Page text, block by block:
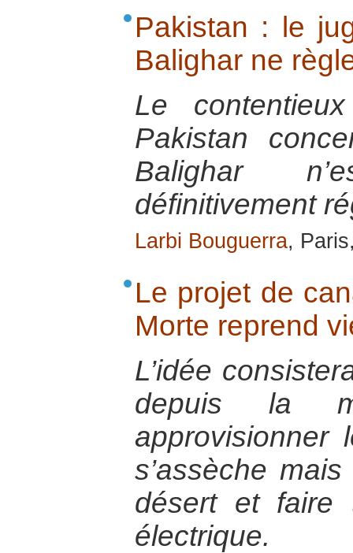
Pakistan : le
Balighar ne
Le
Pakistan
Balighar
définitivement
Larbi Bouguerra,
Le projet de
Morte reprend
L’idée
depuis la
s’assèche
désert et faire
électrique.